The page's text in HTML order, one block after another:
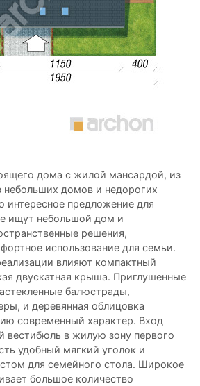
дома с жилой мансардой, из
небольших домов и недорогих
интересное предложение для
ищут небольшой дом и
решения,
использование для семьи.
влияют компактный
двускатная крыша. Приглушенные
балюстрады,
и деревянная облицовка
современный характер. Вход
вестибюль в жилую зону первого
удобный мягкий уголок и
для семейного стола. Широкое
большое количество